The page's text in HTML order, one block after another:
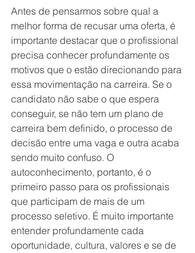
Antes de pensarmos sobre qual a
melhor forma de recusar uma oferta, é
importante destacar que o profissional
precisa conhecer profundamente os
motivos que o estão direcionando para
essa movimentação na carreira. Se o
candidato não sabe o que espera
conseguir, se não tem um plano de
carreira bem definido, o processo de
decisão entre uma vaga e outra acaba
sendo muito confuso. O
autoconhecimento, portanto, é o
primeiro passo para os profissionais
que participam de mais de um
processo seletivo. É muito importante
entender profundamente cada
oportunidade, cultura, valores e se de